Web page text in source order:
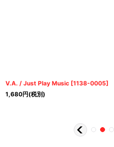
V.A. / Just Play Music [1138-0005]
1,680円(税別)